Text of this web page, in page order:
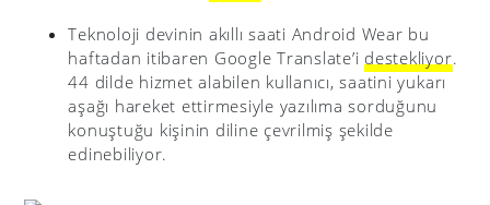
Teknoloji devinin akıllı saati Android Wear bu
haftadan itibaren Google Translate’i destekliyor.
44 dilde hizmet alabilen kullanıcı, saatini yukarı
aşağı hareket ettirmesiyle yazılıma sorduğunu
konuştuğu kişinin diline çevrilmiş şekilde
edinebiliyor.